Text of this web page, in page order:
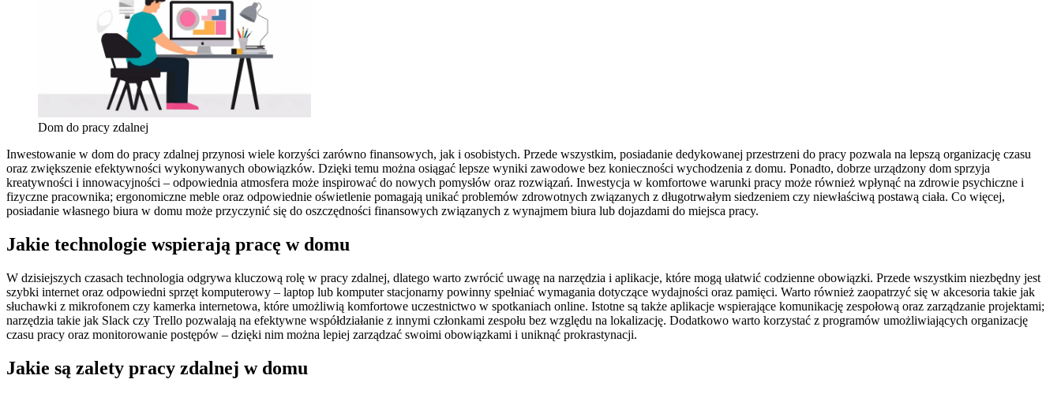
Dom do pracy zdalnej
Inwestowanie w dom do pracy zdalnej przynosi wiele korzyści zarówno finansowych, jak i osobistych. Przede wszystkim, posiadanie dedykowanej przestrzeni do pracy pozwala na lepszą organizację czasu
oraz zwiększenie efektywności wykonywanych obowiązków. Dzięki temu można osiągać lepsze wyniki zawodowe bez konieczności wychodzenia z domu. Ponadto, dobrze urządzony dom sprzyja
kreatywności i innowacyjności – odpowiednia atmosfera może inspirować do nowych pomysłów oraz rozwiązań. Inwestycja w komfortowe warunki pracy może również wpłynąć na zdrowie psychiczne i
fizyczne pracownika; ergonomiczne meble oraz odpowiednie oświetlenie pomagają unikać problemów zdrowotnych związanych z długotrwałym siedzeniem czy niewłaściwą postawą ciała. Co więcej,
posiadanie własnego biura w domu może przyczynić się do oszczędności finansowych związanych z wynajmem biura lub dojazdami do miejsca pracy.
Jakie technologie wspierają pracę w domu
W dzisiejszych czasach technologia odgrywa kluczową rolę w pracy zdalnej, dlatego warto zwrócić uwagę na narzędzia i aplikacje, które mogą ułatwić codzienne obowiązki. Przede wszystkim niezbędny jest
szybki internet oraz odpowiedni sprzęt komputerowy – laptop lub komputer stacjonarny powinny spełniać wymagania dotyczące wydajności oraz pamięci. Warto również zaopatrzyć się w akcesoria takie jak
słuchawki z mikrofonem czy kamerka internetowa, które umożliwią komfortowe uczestnictwo w spotkaniach online. Istotne są także aplikacje wspierające komunikację zespołową oraz zarządzanie projektami;
narzędzia takie jak Slack czy Trello pozwalają na efektywne współdziałanie z innymi członkami zespołu bez względu na lokalizację. Dodatkowo warto korzystać z programów umożliwiających organizację
czasu pracy oraz monitorowanie postępów – dzięki nim można lepiej zarządzać swoimi obowiązkami i uniknąć prokrastynacji.
Jakie są zalety pracy zdalnej w domu